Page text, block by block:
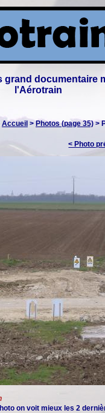
grand documentaire
l'Aérotrain
Accueil > Photos (page 35) >
< Photo
on voit mieux les 2